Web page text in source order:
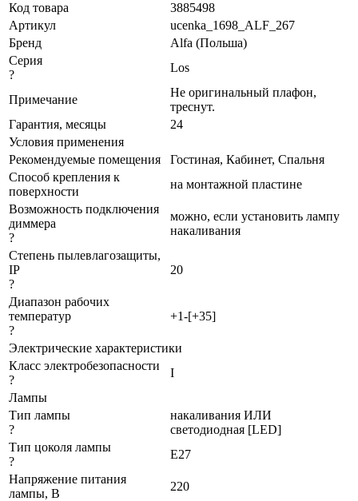
Код товара
3885498
Артикул
ucenka_1698_ALF_267
Бренд
Alfa (Польша)
Серия
?
Los
Примечание
Не оригинальный плафон,
треснут.
Гарантия, месяцы
24
Условия применения
Рекомендуемые помещения
Гостиная, Кабинет, Спальня
Способ крепления к
поверхности
на монтажной пластине
Возможность подключения
диммера
?
можно, если установить лампу
накаливания
Степень пылевлагозащиты,
IP
?
20
Диапазон рабочих
температур
?
+1-[+35]
Электрические характеристики
Класс электробезопасности
?
I
Лампы
Тип лампы
?
накаливания ИЛИ
светодиодная [LED]
Тип цоколя лампы
?
E27
Напряжение питания
лампы, В
220